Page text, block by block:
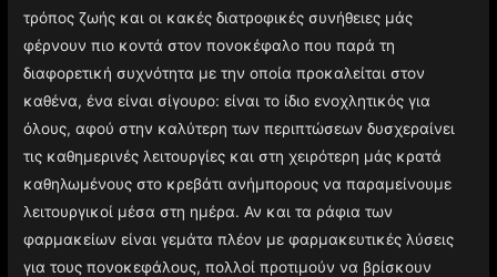
τρόπος ζωής και οι κακές διατροφικές συνήθειες μάς
φέρνουν πιο κοντά στον πονοκέφαλο που παρά τη
διαφορετική συχνότητα με την οποία προκαλείται στον
καθένα, ένα είναι σίγουρο: είναι το ίδιο ενοχλητικός για
όλους, αφού στην καλύτερη των περιπτώσεων δυσχεραίνει
τις καθημερινές λειτουργίες και στη χειρότερη μάς κρατά
καθηλωμένους στο κρεβάτι ανήμπορους να παραμείνουμε
λειτουργικοί μέσα στη ημέρα. Αν και τα ράφια των
φαρμακείων είναι γεμάτα πλέον με φαρμακευτικές λύσεις
για τους πονοκεφάλους, πολλοί προτιμούν να βρίσκουν